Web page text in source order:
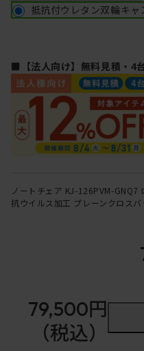
抵抗付ウレタン双輪キャ
■【法人向け】無料見積・4
ノートチェア KJ-126PVM-GNQ7
抗ウイルス加工 プレーンクロス
79,500円
（税込）